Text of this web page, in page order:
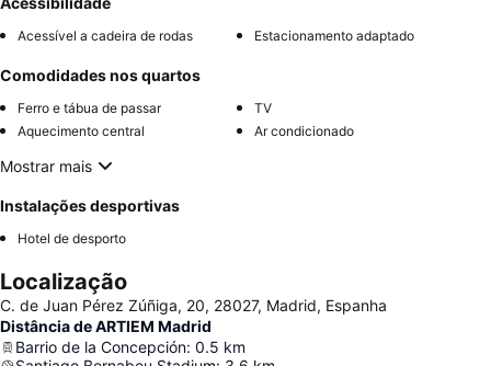
Acessível a cadeira de rodas Estacionamento adaptado
Comodidades nos quartos
Ferro e tábua de passar
TV
Aquecimento central
Ar condicionado
Mostrar mais
Instalações desportivas
Hotel de desporto
Localização
C. de Juan Pérez Zúñiga, 20, 28027, Madrid, Espanha
Distância de ARTIEM Madrid
Barrio de la Concepción: 0.5 km